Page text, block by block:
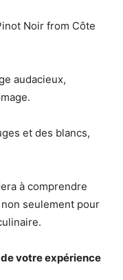
Noir from Côte
audacieux,
et des blancs,
à comprendre
seulement pour
votre expérience